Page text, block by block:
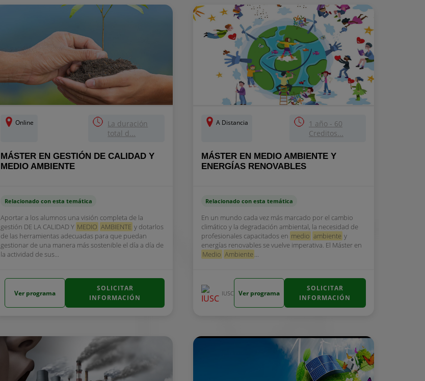
Online
La duración
total d...
MÁSTER EN GESTIÓN DE CALIDAD Y
MEDIO AMBIENTE
Relacionado con esta temática
Aportar a los alumnos una visión completa de la
gestión DE LA CALIDAD Y MEDIO AMBIENTE y dotarlos
de las herramientas adecuadas para que puedan
gestionar de una manera más sostenible el día a día de
la actividad de sus...
Ver programa
SOLICITAR
INFORMACIÓN
A Distancia
1 año - 60
Creditos...
MÁSTER EN MEDIO AMBIENTE Y
ENERGÍAS RENOVABLES
Relacionado con esta temática
En un mundo cada vez más marcado por el cambio
climático y la degradación ambiental, la necesidad de
profesionales capacitados en medio ambiente y
energías renovables se vuelve imperativa. El Máster en
Medio Ambiente...
IUSC Ver programa
SOLICITAR
INFORMACIÓN